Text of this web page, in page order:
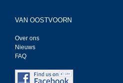
VAN OOSTVOORN
Over ons
Nieuws
FAQ